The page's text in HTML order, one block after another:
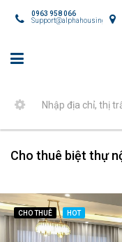
0963 958 066
Support@alphahousing.vn
CHO THUÊ HOT